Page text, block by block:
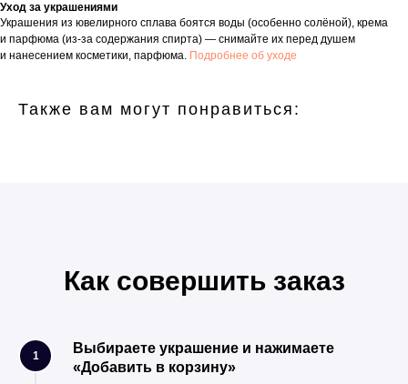
Уход за украшениями
Украшения из ювелирного сплава боятся воды (особенно солёной), крема
и парфюма (из-за содержания спирта) — снимайте их перед душем
и нанесением косметики, парфюма. Подробнее об уходе
Также вам могут понравиться:
Как совершить заказ
1
Выбираете украшение и нажимаете
«Добавить в корзину»